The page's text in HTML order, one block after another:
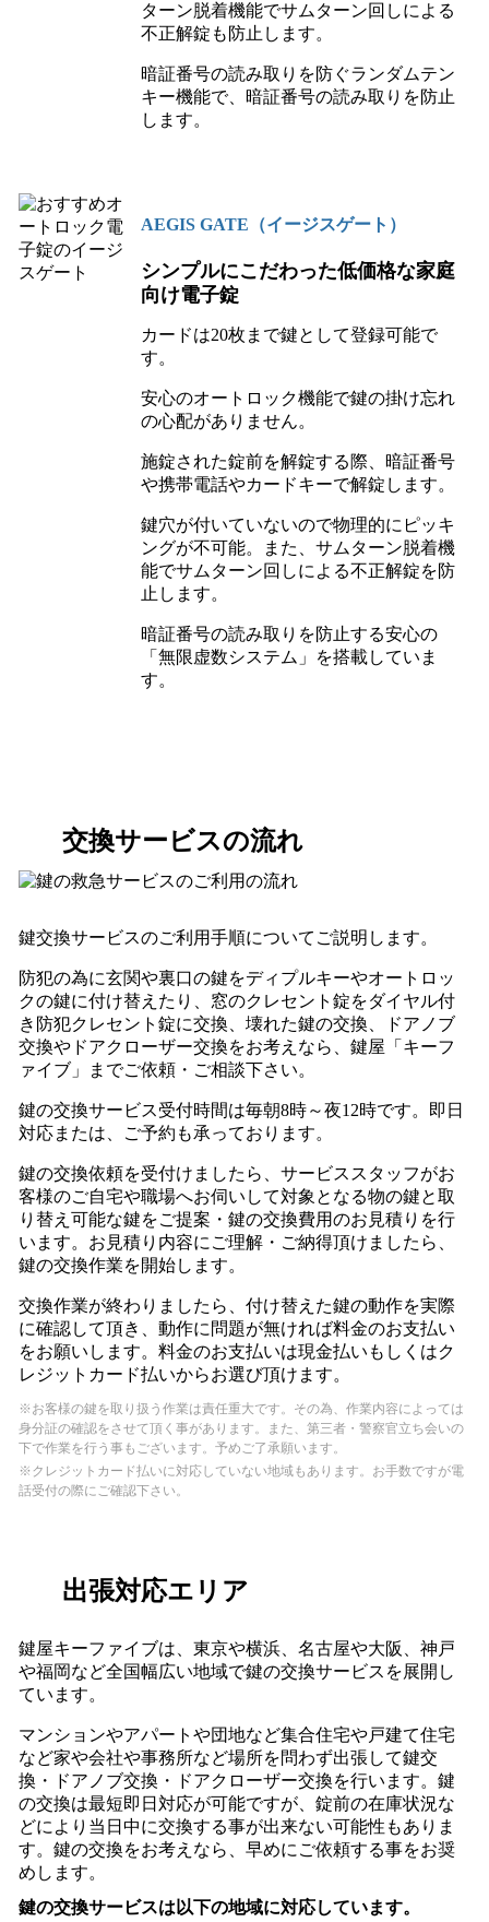
ターン脱着機能でサムターン回しによる
不正解錠も防止します。
暗証番号の読み取りを防ぐランダムテン
キー機能で、暗証番号の読み取りを防止
します。
AEGIS GATE（イージスゲート）
シンプルにこだわった低価格な家庭
向け電子錠
カードは20枚まで鍵として登録可能で
す。
安心のオートロック機能で鍵の掛け忘れ
の心配がありません。
施錠された錠前を解錠する際、暗証番号
や携帯電話やカードキーで解錠します。
鍵穴が付いていないので物理的にピッキ
ングが不可能。また、サムターン脱着機
能でサムターン回しによる不正解錠を防
止します。
暗証番号の読み取りを防止する安心の
「無限虚数システム」を搭載していま
す。
交換サービスの流れ
鍵交換サービスのご利用手順についてご説明します。
防犯の為に玄関や裏口の鍵をディプルキーやオートロッ
クの鍵に付け替えたり、窓のクレセント錠をダイヤル付
き防犯クレセント錠に交換、壊れた鍵の交換、ドアノブ
交換やドアクローザー交換をお考えなら、鍵屋「キーフ
ァイブ」までご依頼・ご相談下さい。
鍵の交換サービス受付時間は毎朝8時～夜12時です。即日
対応または、ご予約も承っております。
鍵の交換依頼を受付けましたら、サービススタッフがお
客様のご自宅や職場へお伺いして対象となる物の鍵と取
り替え可能な鍵をご提案・鍵の交換費用のお見積りを行
います。お見積り内容にご理解・ご納得頂けましたら、
鍵の交換作業を開始します。
交換作業が終わりましたら、付け替えた鍵の動作を実際
に確認して頂き、動作に問題が無ければ料金のお支払い
をお願いします。料金のお支払いは現金払いもしくはク
レジットカード払いからお選び頂けます。
※お客様の鍵を取り扱う作業は責任重大です。その為、作業内容によっては
身分証の確認をさせて頂く事があります。また、第三者・警察官立ち会いの
下で作業を行う事もございます。予めご了承願います。
※クレジットカード払いに対応していない地域もあります。お手数ですが電
話受付の際にご確認下さい。
出張対応エリア
鍵屋キーファイブは、東京や横浜、名古屋や大阪、神戸
や福岡など全国幅広い地域で鍵の交換サービスを展開し
ています。
マンションやアパートや団地など集合住宅や戸建て住宅
など家や会社や事務所など場所を問わず出張して鍵交
換・ドアノブ交換・ドアクローザー交換を行います。鍵
の交換は最短即日対応が可能ですが、錠前の在庫状況な
どにより当日中に交換する事が出来ない可能性もありま
す。鍵の交換をお考えなら、早めにご依頼する事をお奨
めします。
鍵の交換サービスは以下の地域に対応しています。